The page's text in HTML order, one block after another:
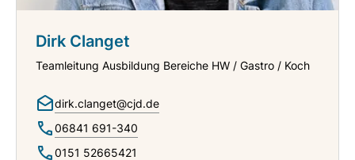
Dirk Clanget
Teamleitung Ausbildung Bereiche HW / Gastro / Koch
dirk.clanget@cjd.de
06841 691-340
0151 52665421